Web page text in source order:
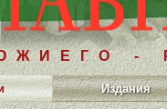
-
Издания